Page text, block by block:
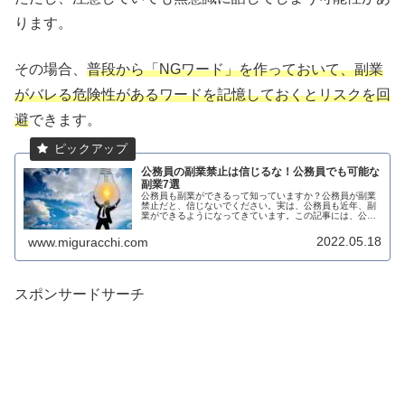
ります。
その場合、 普段から「NGワード」を作っておいて、副業
がバレる危険性があるワードを記憶しておくとリスクを回
避できます。
公務員の副業禁止は信じるな！公務員でも可能な
副業7選
公務員も副業ができるって知っていますか？公務員が副業
禁止だと、信じないでください。実は、公務員も近年、副
業ができるようになってきています。この記事には、公務
www.miguracchi.com 2022.05.18
スポンサードサーチ